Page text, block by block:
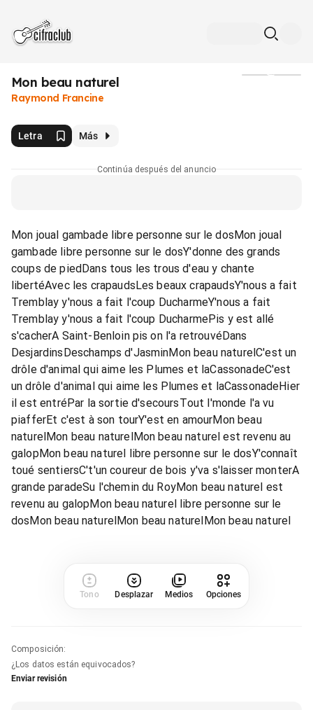
Mon beau naturel
Raymond Francine
Letra Más
Continúa después del anuncio
Mon joual gambade libre personne sur le dosMon joual
gambade libre personne sur le dosY'donne des grands
coups de piedDans tous les trous d'eau y chante
libertéAvec les crapaudsLes beaux crapaudsY'nous a fait
Tremblay y'nous a fait l'coup DucharmeY'nous a fait
Tremblay y'nous a fait l'coup DucharmePis y est allé
s'cacherA Saint-Benloin pis on l'a retrouvéDans
DesjardinsDeschamps d'JasminMon beau naturelC'est un
drôle d'animal qui aime les Plumes et laCassonadeC'est
un drôle d'animal qui aime les Plumes et laCassonadeHier
il est entréPar la sortie d'secoursTout l'monde l'a vu
piafferEt c'est à son tourY'est en amourMon beau
naturelMon beau naturelMon beau naturel est revenu au
galopMon beau naturel libre personne sur le dosY'connaît
toué sentiersC't'un coureur de bois y'va s'laisser monterA
grande paradeSu l'chemin du RoyMon beau naturel est
revenu au galopMon beau naturel libre personne sur le
dosMon beau naturelMon beau naturelMon beau naturel
Tono Desplazar Medios Opciones
Composición:
¿Los datos están equivocados?
Enviar revisión